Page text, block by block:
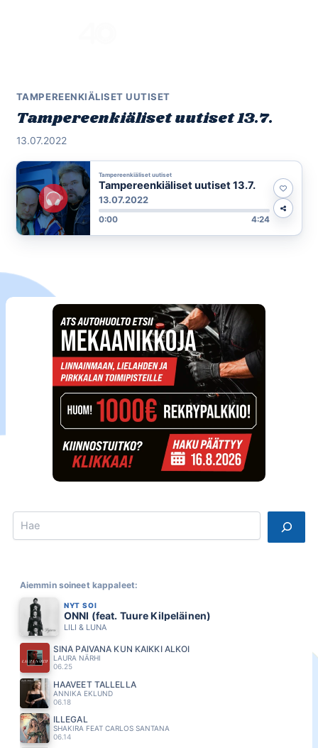
TAMPEREENKIÄLISET UUTISET
Tampereenkiäliset uutiset 13.7.
13.07.2022
Tampereenkiäliset uutiset
Tampereenkiäliset uutiset 13.7.
13.07.2022
0:00 4:24
Search
Aiemmin soineet kappaleet:
NYT SOI
ONNI (feat. Tuure Kilpeläinen)
LILI & LUNA
SINÄ PÄIVÄNÄ KUN KAIKKI ALKOI
LAURA NÄRHI
06.25
HAAVEET TALLELLA
ANNIKA EKLUND
06.18
ILLEGAL
SHAKIRA FEAT CARLOS SANTANA
06.14